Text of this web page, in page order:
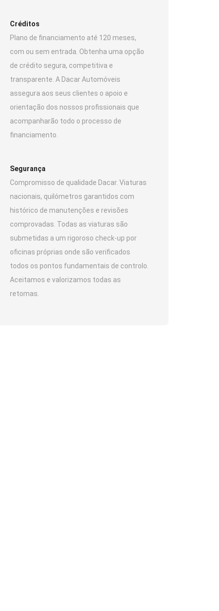
Créditos
Plano de financiamento até 120 meses,
com ou sem entrada. Obtenha uma opção
de crédito segura, competitiva e
transparente. A Dacar Automóveis
assegura aos seus clientes o apoio e
orientação dos nossos profissionais que
acompanharão todo o processo de
financiamento.
Segurança
Compromisso de qualidade Dacar. Viaturas
nacionais, quilómetros garantidos com
histórico de manutenções e revisões
comprovadas. Todas as viaturas são
submetidas a um rigoroso check-up por
oficinas próprias onde são verificados
todos os pontos fundamentais de controlo.
Aceitamos e valorizamos todas as
retomas.